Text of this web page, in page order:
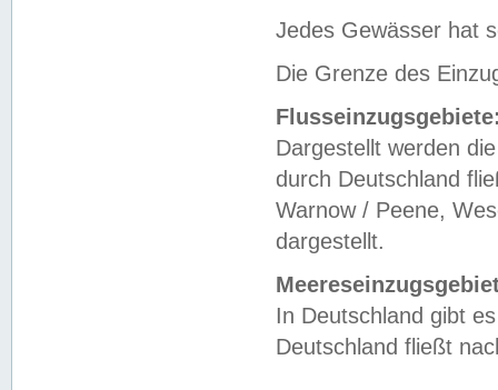
Jedes Gewässer hat
Die Grenze des
Dargestellt werden
durch Deutschland
Warnow / Peene,
dargestellt.
In Deutschland gibt
Deutschland fließt